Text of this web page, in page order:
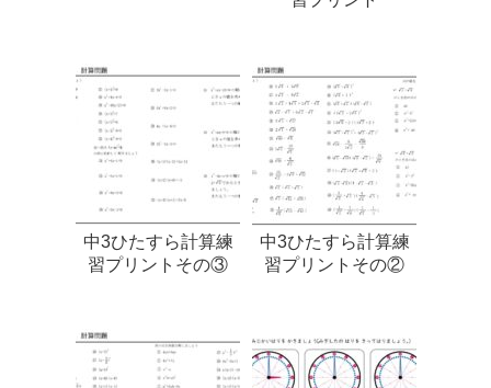
中3ひたすら計算練
習プリントその③
中3ひたすら計算練
習プリントその②